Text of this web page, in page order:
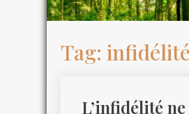
Tag:
L’infidélité